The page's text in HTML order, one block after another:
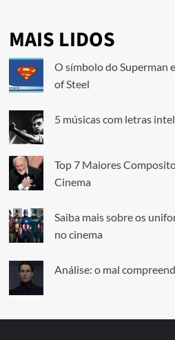
MAIS LIDOS
O símbolo do Superman
of Steel
5 músicas com letras
Top 7 Maiores
Cinema
Saiba mais sobre os
no cinema
Análise: o mal